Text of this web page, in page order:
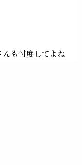
も忖度してよね